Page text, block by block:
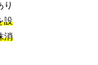
り
設
消